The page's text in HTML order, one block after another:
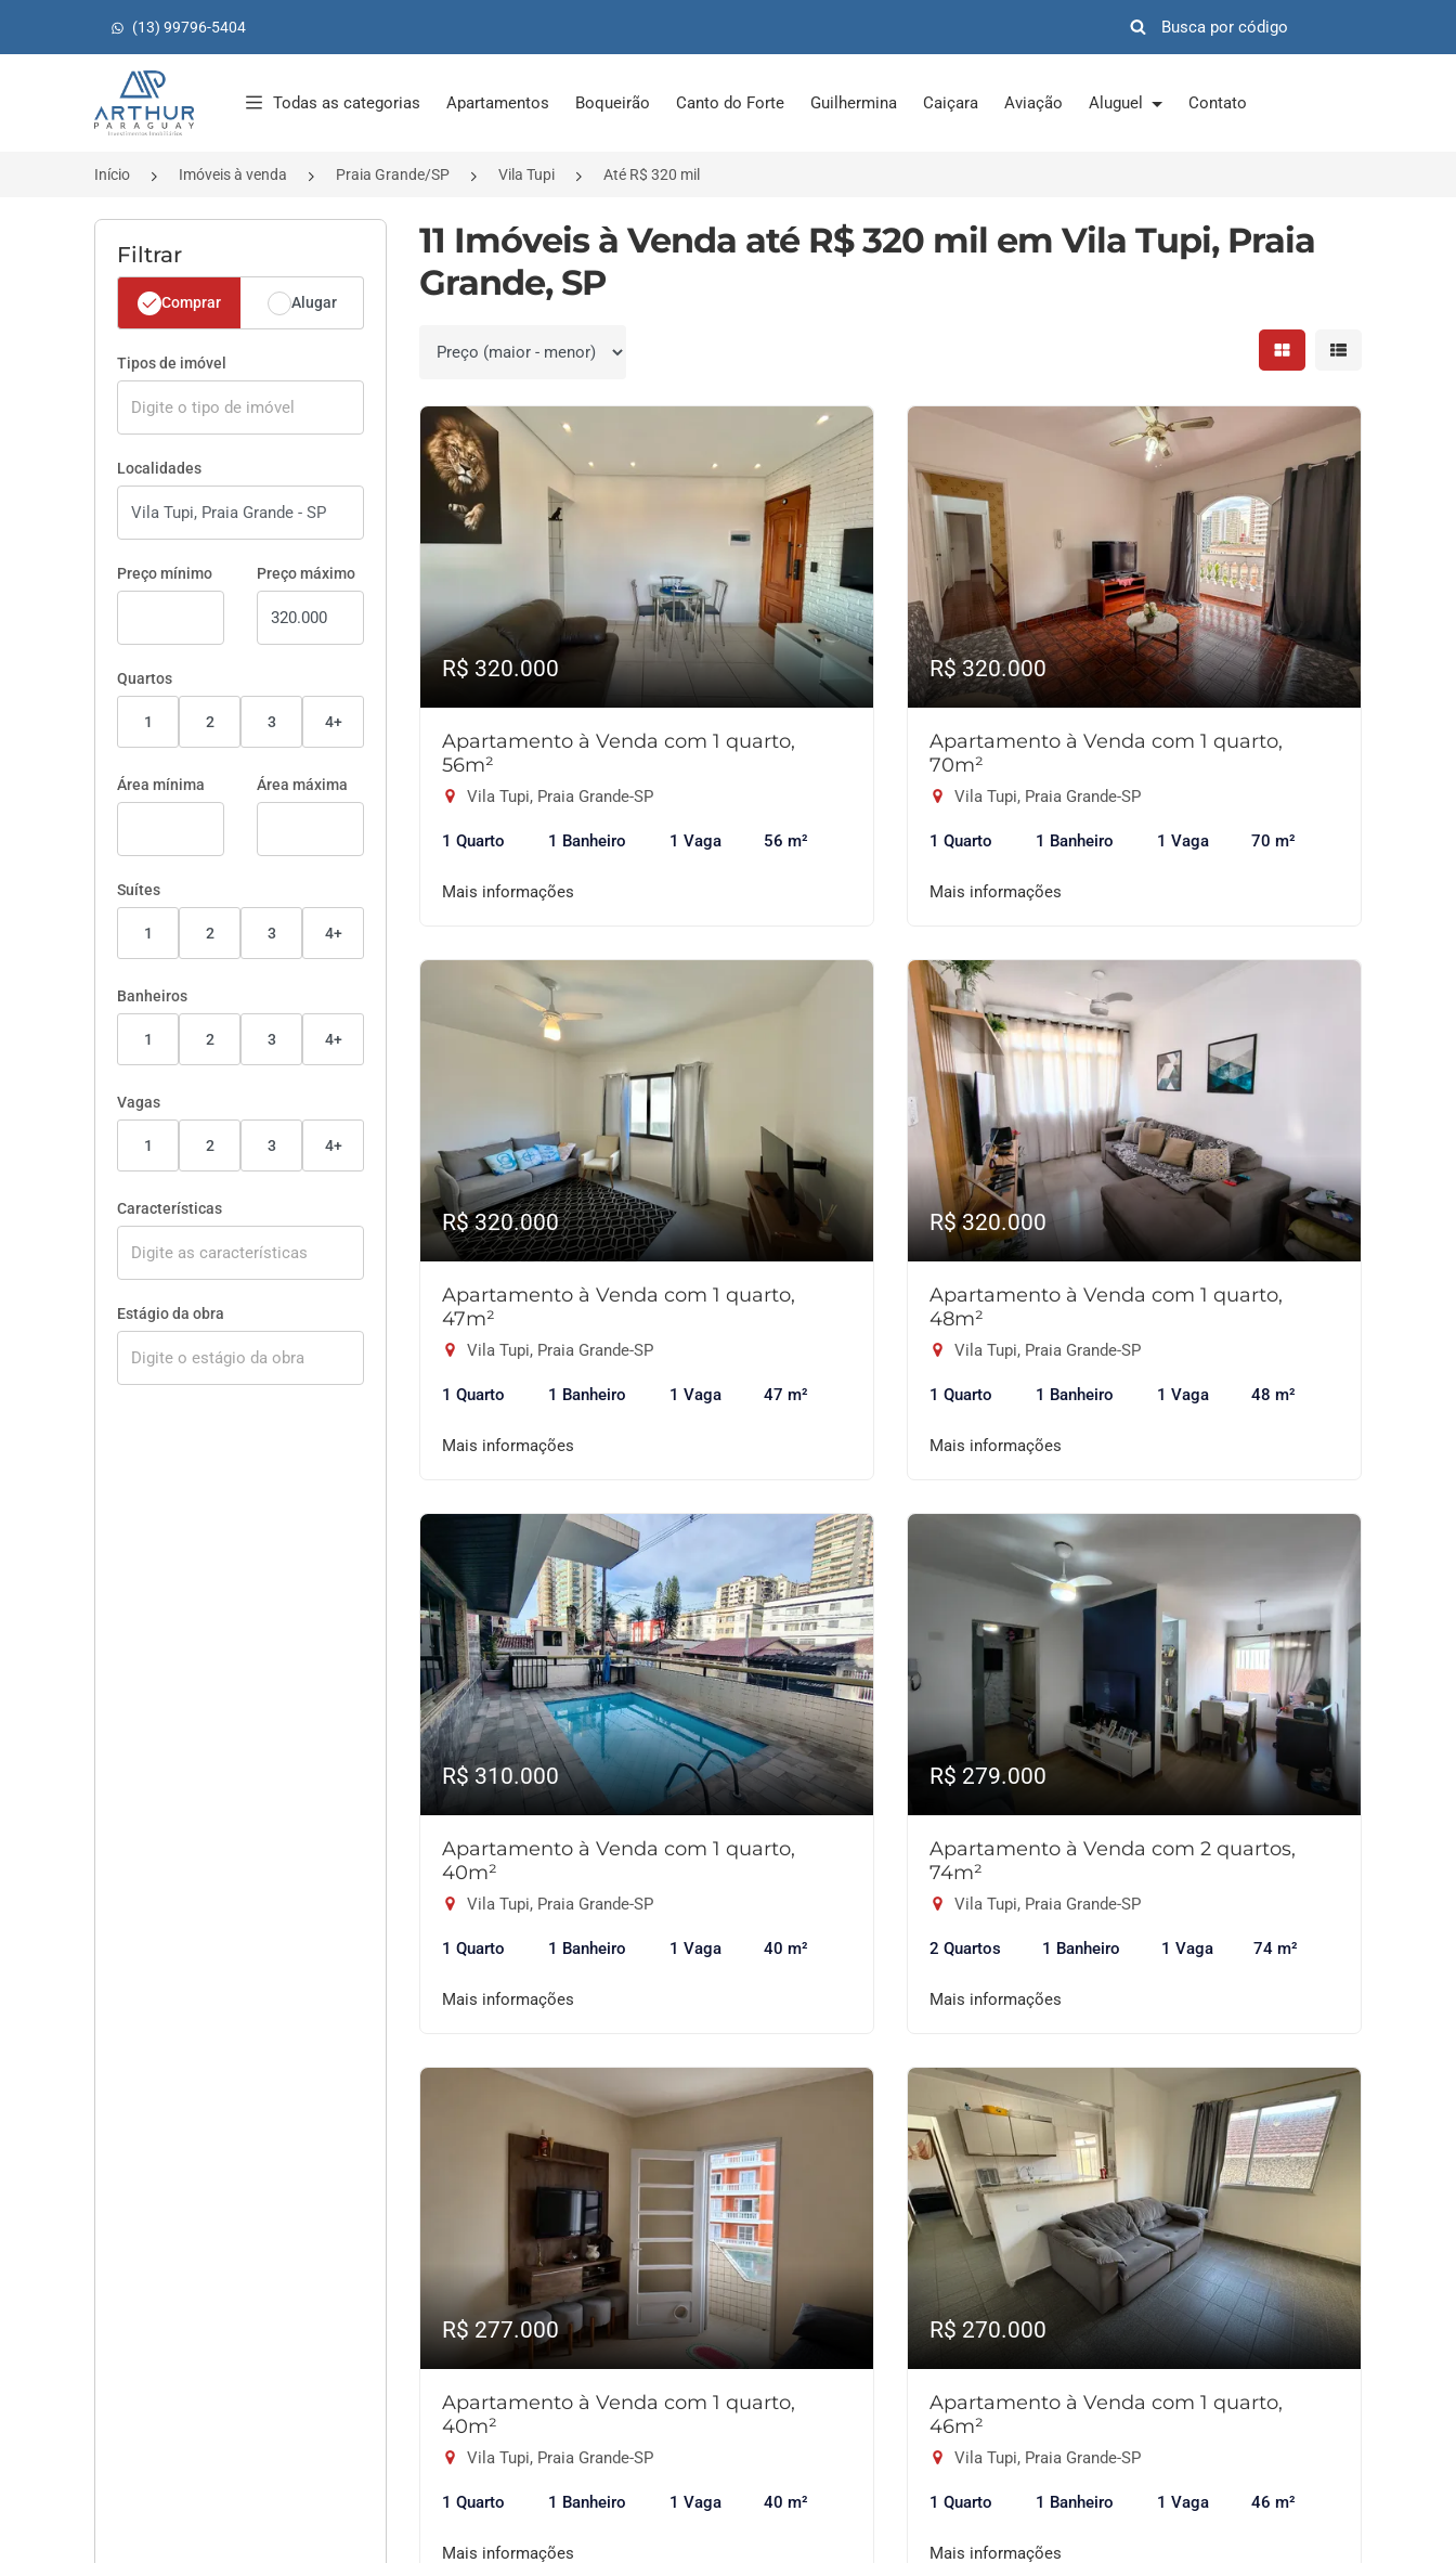
(13) 99796-5404
Página inicial
Todas as categorias Apartamentos Boqueirão Canto do Forte Guilhermina Caiçara Aviação Aluguel Contato
Início Imóveis à venda Praia Grande/SP Vila Tupi Até R$ 320 mil
Filtrar
Comprar Alugar
Tipos de imóvel
Localidades
Preço mínimo Preço máximo
Quartos
1 2 3 4+
Área mínima Área máxima
Suítes
1 2 3 4+
Banheiros
1 2 3 4+
Vagas
1 2 3 4+
Características
Estágio da obra
11 Imóveis à Venda até R$ 320 mil em Vila Tupi, Praia
Grande, SP
Ordenar por Mostrar resultados em
Mostrar
R$ 320.000
Apartamento à Venda com 1 quarto,
56m²
Vila Tupi, Praia Grande-SP
1 Quarto 1 Banheiro 1 Vaga 56 m²
Mais informações
R$ 320.000
Apartamento à Venda com 1 quarto,
70m²
Vila Tupi, Praia Grande-SP
1 Quarto 1 Banheiro 1 Vaga 70 m²
Mais informações
R$ 320.000
Apartamento à Venda com 1 quarto,
47m²
Vila Tupi, Praia Grande-SP
1 Quarto 1 Banheiro 1 Vaga 47 m²
Mais informações
R$ 320.000
Apartamento à Venda com 1 quarto,
48m²
Vila Tupi, Praia Grande-SP
1 Quarto 1 Banheiro 1 Vaga 48 m²
Mais informações
R$ 310.000
Apartamento à Venda com 1 quarto,
40m²
Vila Tupi, Praia Grande-SP
1 Quarto 1 Banheiro 1 Vaga 40 m²
Mais informações
R$ 279.000
Apartamento à Venda com 2 quartos,
74m²
Vila Tupi, Praia Grande-SP
2 Quartos 1 Banheiro 1 Vaga 74 m²
Mais informações
R$ 277.000
Apartamento à Venda com 1 quarto,
40m²
Vila Tupi, Praia Grande-SP
1 Quarto 1 Banheiro 1 Vaga 40 m²
Mais informações
R$ 270.000
Apartamento à Venda com 1 quarto,
46m²
Vila Tupi, Praia Grande-SP
1 Quarto 1 Banheiro 1 Vaga 46 m²
Mais informações